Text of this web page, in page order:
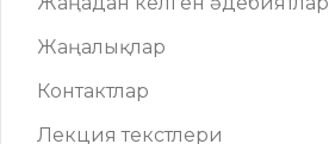
Жаңалықлар
Контактлар
Лекция текстлери